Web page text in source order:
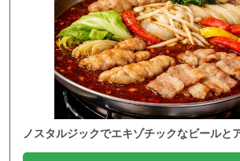
ノスタルジックでエキゾチックなビールと